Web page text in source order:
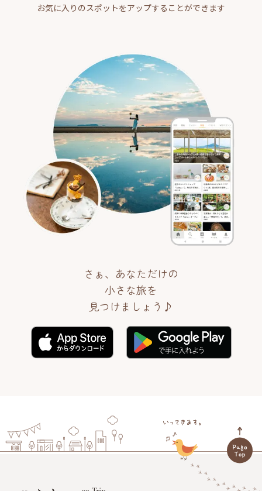
お気に入りのスポットをアップすることができます
さぁ、あなただけの
小さな旅を
見つけましょう♪